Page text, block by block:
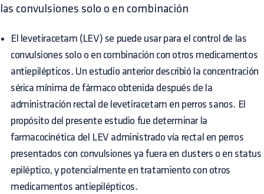
las convulsiones solo o en combinación
El levetiracetam (LEV) se puede usar para el control de las
convulsiones solo o en combinación con otros medicamentos
antiepilépticos. Un estudio anterior describió la concentración
sérica mínima de fármaco obtenida después de la
administración rectal de levetiracetam en perros sanos. El
propósito del presente estudio fue determinar la
farmacocinética del LEV administrado vía rectal en perros
presentados con convulsiones ya fuera en clusters o en status
epiléptico, y potencialmente en tratamiento con otros
medicamentos antiepilépticos.